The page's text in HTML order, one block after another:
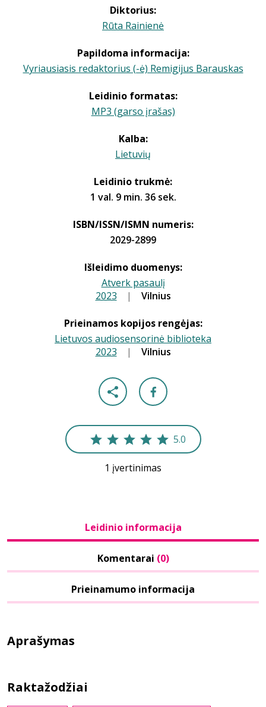
Diktorius:
Rūta Rainienė
Papildoma informacija:
Vyriausiasis redaktorius (-ė) Remigijus Barauskas
Leidinio formatas:
MP3 (garso įrašas)
Kalba:
Lietuvių
Leidinio trukmė:
1 val. 9 min. 36 sek.
ISBN/ISSN/ISMN numeris:
2029-2899
Išleidimo duomenys:
Atverk pasaulį
2023 | Vilnius
Prieinamos kopijos rengėjas:
Lietuvos audiosensorinė biblioteka
2023 | Vilnius
5.0
1 įvertinimas
Leidinio informacija
Komentarai (0)
Prieinamumo informacija
Aprašymas
Raktažodžiai